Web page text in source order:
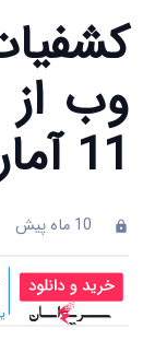
وب از
11 آمار جالب)
clock 10 ماه پیش